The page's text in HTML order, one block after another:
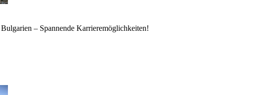
– Spannende Karrieremöglichkeiten!